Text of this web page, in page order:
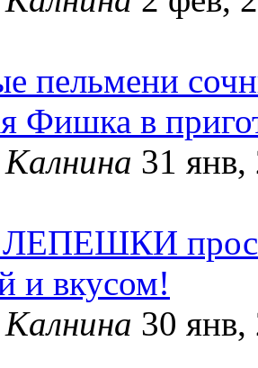
пельмени
Фишка в
31 янв,
и вкусом!
30 янв,